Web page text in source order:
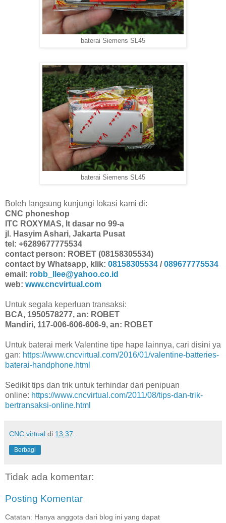
baterai Siemens SL45
baterai Siemens SL45
Boleh langsung kunjungi lokasi kami di:
CNC phoneshop
ITC ROXYMAS, lt dasar no 99-a
jl. Hasyim Ashari, Jakarta Pusat
tel: +6289677775534
contact person: ROBET (08158305534)
contact by Whatsapp, klik: 08158305534 /089677775534
email: robb_llee@yahoo.co.id
web: www.cncvirtual.com
Untuk segala keperluan transaksi:
BCA, 1950578277, an: ROBET
Mandiri, 117-006-606-606-9, an: ROBET
Untuk baterai merk Valentine tipe hape lainnya, cari disini ya
gan: https://www.cncvirtual.com/2016/01/valentine-batteries-
baterai-handphone.html
Sedikit tips dan trik untuk terhindar dari penipuan
online: https://www.cncvirtual.com/2011/08/tips-dan-trik-
bertransaksi-online.html
CNC virtual di 13.37
Berbagi
Tidak ada komentar:
Posting Komentar
Catatan: Hanya anggota dari blog ini yang dapat